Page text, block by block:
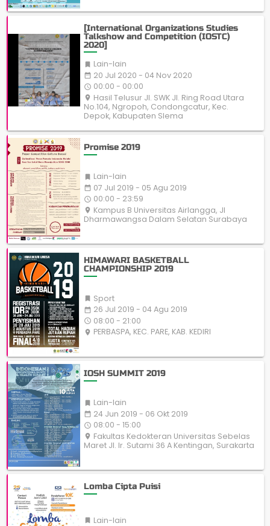
[International Organizations Studies
Talkshow and Competition (IOSTC)
2020]
 Lain-lain
date_range 20 Jul 2020 - 04 Nov 2020
access_time 00:00 - 00:00
place Hasil Telusur Jl. SWK Jl. Ring Road Utara
No.104, Ngropoh, Condongcatur, Kec.
Depok, Kabupaten Slema
Promise 2019
 Lain-lain
date_range 07 Jul 2019 - 05 Agu 2019
access_time 00:00 - 23:59
place Kampus B Universitas Airlangga, Jl
Dharmawangsa Dalam Selatan Surabaya
HIMAWARI BASKETBALL
CHAMPIONSHIP 2019
Sport
date_range 26 Jul 2019 - 04 Agu 2019
access_time 08:00 - 21:00
place PERBASPA, KEC. PARE, KAB. KEDIRI
IOSH SUMMIT 2019
 Lain-lain
date_range 24 Jun 2019 - 06 Okt 2019
access_time 08:00 - 15:00
place Fakultas Kedokteran Universitas Sebelas
Maret Jl. Ir. Sutami 36 A Kentingan, Surakarta
Lomba Cipta Puisi
Lain-lain